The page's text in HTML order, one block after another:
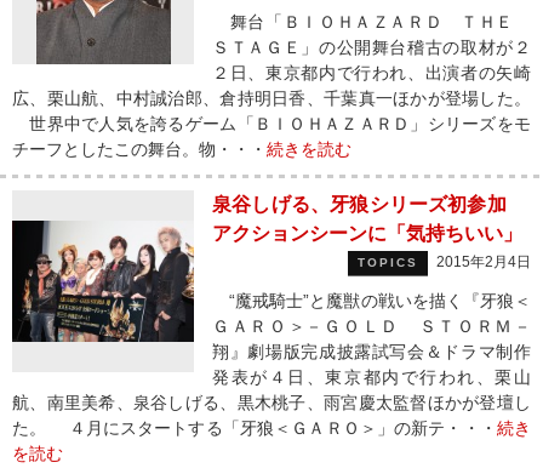
舞台「ＢＩＯＨＡＺＡＲＤ ＴＨＥ
ＳＴＡＧＥ」の公開舞台稽古の取材が２
２日、東京都内で行われ、出演者の矢崎
広、栗山航、中村誠治郎、倉持明日香、千葉真一ほかが登場した。
世界中で人気を誇るゲーム「ＢＩＯＨＡＺＡＲＤ」シリーズをモ
チーフとしたこの舞台。物・・・ 続きを読む
泉谷しげる、牙狼シリーズ初参加
アクションシーンに「気持ちいい」
TOPICS 2015年2月4日
“魔戒騎士”と魔獣の戦いを描く『牙狼＜
ＧＡＲＯ＞－ＧＯＬＤ ＳＴＯＲＭ－
翔』劇場版完成披露試写会＆ドラマ制作
発表が４日、東京都内で行われ、栗山
航、南里美希、泉谷しげる、黒木桃子、雨宮慶太監督ほかが登壇し
た。 ４月にスタートする「牙狼＜ＧＡＲＯ＞」の新テ・・・ 続き
を読む